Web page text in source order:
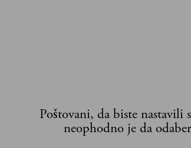
Poštovani, da biste nastavili
neophodno je da